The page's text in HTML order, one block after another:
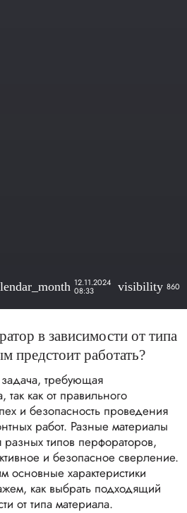
12.11.2024
08:33 visibility 860
в зависимости от типа
предстоит работать?
требующая
так как от правильного
и безопасность проведения
работ. Разные материалы
разных типов перфораторов,
и безопасное сверление.
основные характеристики
как выбрать подходящий
от типа материала.